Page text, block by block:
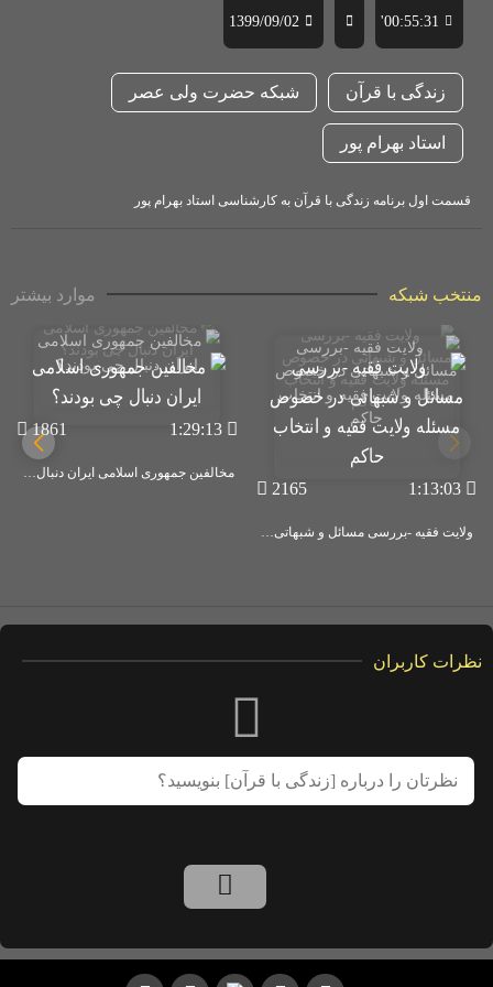
00:55:31'
1399/09/02
زندگی با قرآن شبکه حضرت ولی عصر
استاد بهرام پور
قسمت اول برنامه زندگی با قرآن به کارشناسی استاد بهرام پور
منتخب شبکه موارد بیشتر
2165
1:29:13
1861
نظرات کاربران